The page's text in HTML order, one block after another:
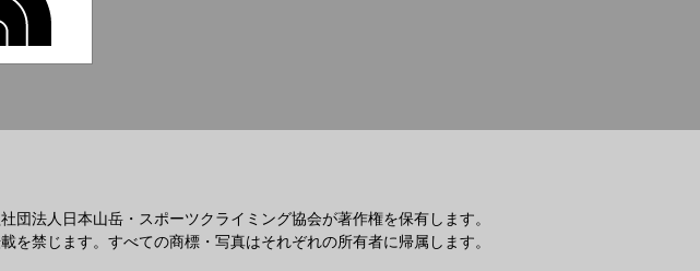
法人日本山岳・スポーツクライミング協会が著作権を保有します。
を禁じます。すべての商標・写真はそれぞれの所有者に帰属します。